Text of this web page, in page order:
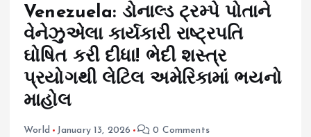
Venezuela: ડોનાલ્ડ ટ્રમ્પે પોતાને
વેનેઝુએલા કાર્યકારી રાષ્ટ્રપતિ
ઘોષિત કરી દીધા! ભેદી શસ્ત્ર
પ્રયોગથી લેટિલ અમેરિકામાં ભયનો
માહોલ
World January 13, 2026 0 Comments